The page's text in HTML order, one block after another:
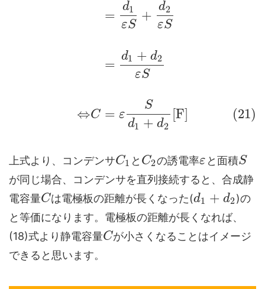
⇔C
=
=
=
d1
εS
+
d2
εS
d1 + d2
εS
ε
S
d1 + d2
[F] (21)
上式より、コンデンサC1 と C2の誘電率ε と面積S
が同じ場合、コンデンサを直列接続すると、合成静
電容量Cは電極板の距離が長くなった(d1 + d2)の
と等価になります。電極板の距離が長くなれば、
(18)式より静電容量Cが小さくなることはイメージ
できると思います。